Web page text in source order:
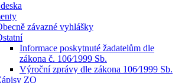
závazné vyhlášky
Informace poskytnuté žadatelům dle
zákona č. 106⁄1999 Sb.
Výroční zprávy dle zákona 106⁄1999 Sb.
ZO